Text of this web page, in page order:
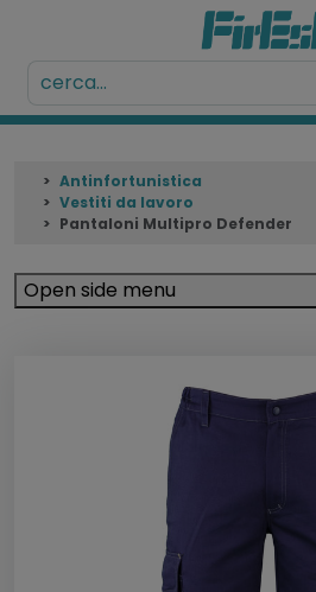
Antinfortunistica
Vestiti da lavoro
Pantaloni Multipro Defender
Open side menu